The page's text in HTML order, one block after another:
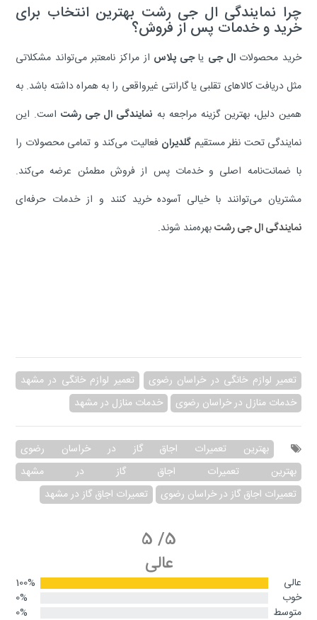
چرا نمایندگی ال جی رشت بهترین انتخاب برای
خرید و خدمات پس از فروش؟
خرید محصولات ال جییاجی پلاساز مراکز نامعتبر می‌تواند مشکلاتی
مثل دریافت کالاهای تقلبی یا گارانتی غیرواقعی را به همراه داشته باشد. به
همین دلیل، بهترین گزینه مراجعه به نمایندگی ال جی رشتاست. این
نمایندگی تحت نظر مستقیم گلدیرانفعالیت می‌کند و تمامی محصولات را
با ضمانت‌نامه اصلی و خدمات پس از فروش مطمئن عرضه می‌کند.
مشتریان می‌توانند با خیالی آسوده خرید کنند و از خدمات حرفه‌ای
نمایندگی ال جی رشتبهره‌مند شوند.
تعمیر لوازم خانگی در خراسان رضوی
تعمیر لوازم خانگی در مشهد
خدمات منازل در خراسان رضوی
خدمات منازل در مشهد
بهترین تعمیرات اجاق گاز در خراسان رضوی
بهترین تعمیرات اجاق گاز در مشهد
تعمیرات اجاق گاز در خراسان رضوی
تعمیرات اجاق گاز در مشهد
5
/
5
عالی
عالی
100%
خوب
0%
متوسط
0%